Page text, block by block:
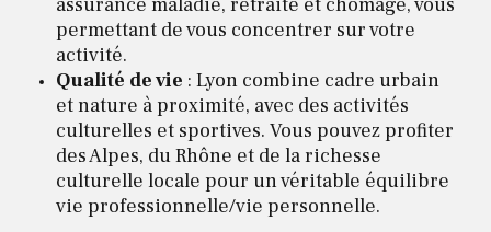
permettant de vous concentrer sur votre
activité.
Qualité de vie : Lyon combine cadre urbain
et nature à proximité, avec des activités
culturelles et sportives. Vous pouvez profiter
des Alpes, du Rhône et de la richesse
culturelle locale pour un véritable équilibre
vie professionnelle/vie personnelle.